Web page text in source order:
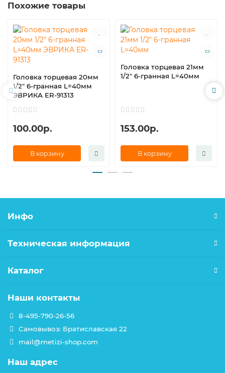
Похожие товары
Головка торцевая 20мм
1/2" 6-гранная L=40мм
ЭВРИКА ER-91313
100.00р.
В корзину
Головка торцевая 21мм
1/2" 6-гранная L=40мм
153.00р.
В корзину
Инфо
Техническая информация
Каталог
Наши контакты
8-495-790-26-56
Самовывоз: Братиславская 22
mail@metizi-shop.com
Наш адрес